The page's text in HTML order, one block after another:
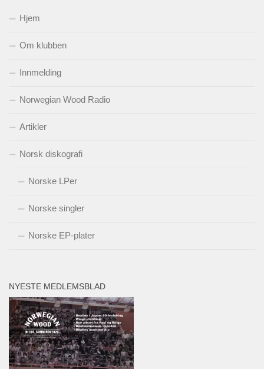
Hjem
Om klubben
Innmelding
Norwegian Wood Radio
Artikler
Norsk diskografi
Norske LPer
Norske singler
Norske EP-plater
NYESTE MEDLEMSBLAD